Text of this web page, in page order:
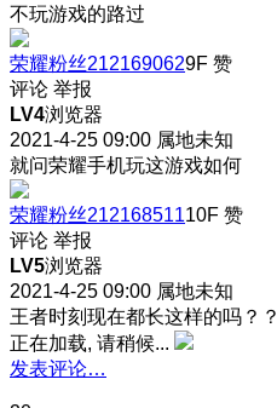
不玩游戏的路过
荣耀粉丝2121690629F 赞
评论 举报
LV4浏览器
2021-4-25 09:00 属地未知
就问荣耀手机玩这游戏如何
荣耀粉丝21216851110F 赞
评论 举报
LV5浏览器
2021-4-25 09:00 属地未知
王者时刻现在都长这样的吗？？
正在加载, 请稍候...
发表评论…